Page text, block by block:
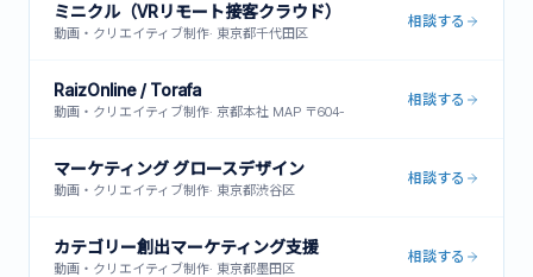
ミニクル（VRリモート接客クラウド）
動画・クリエイティブ制作· 東京都千代田区
相談する
RaizOnline / Torafa
動画・クリエイティブ制作· 京都本社 MAP 〒604-
相談する
マーケティング グロースデザイン
動画・クリエイティブ制作· 東京都渋谷区
相談する
カテゴリー創出マーケティング支援
動画・クリエイティブ制作· 東京都墨田区
相談する